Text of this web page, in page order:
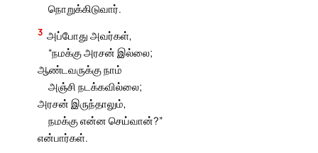
நொறுக்கிடுவார்.
3 அப்போது அவர்கள்,
“நமக்கு அரசன் இல்லை;
ஆண்டவருக்கு நாம்
அஞ்சி நடக்கவில்லை;
அரசன் இருந்தாலும்,
நமக்கு என்ன செய்வான்?”
என்பார்கள்.